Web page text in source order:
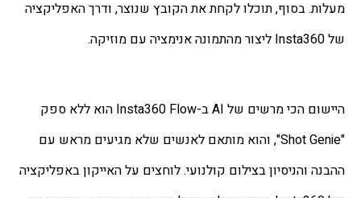
של Insta360 ליצור מהתמונה אנימציה עם מוזיקה.